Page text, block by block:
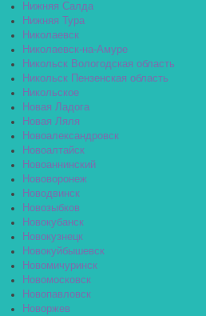
Нижняя Салда
Нижняя Тура
Николаевск
Николаевск-на-Амуре
Никольск Вологодская область
Никольск Пензенская область
Никольское
Новая Ладога
Новая Ляля
Новоалександровск
Новоалтайск
Новоаннинский
Нововоронеж
Новодвинск
Новозыбков
Новокубанск
Новокузнецк
Новокуйбышевск
Новомичуринск
Новомосковск
Новопавловск
Новоржев